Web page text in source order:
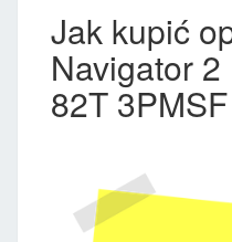
Jak kupić
Navigator
82T